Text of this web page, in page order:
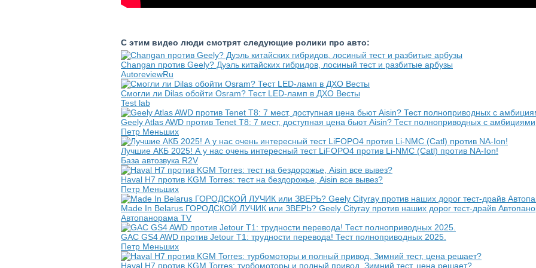
С этим видео люди смотрят следующие ролики про авто:
Changan против Geely? Дуэль китайских гибридов, лосиный тест и разбитые арбузы
AutoreviewRu
Смогли ли Dilas обойти Osram? Тест LED-ламп в ДХО Весты
Test lab
Geely Atlas AWD против Tenet T8: 7 мест, доступная цена бьют Aisin? Тест полноприводных с амбициями
Петр Меньших
Лучшие АКБ 2025! А у нас очень интересный тест LiFOPO4 против Li-NMC (Catl) против NA-Ion!
База автозвука R2V
Haval H7 против KGM Torres: тест на бездорожье, Aisin все вывез?
Петр Меньших
Made In Belarus ГОРОДСКОЙ ЛУЧИК или ЗВЕРЬ? Geely Cityray против наших дорог тест-драйв
Автопанорама TV
GAC GS4 AWD против Jetour T1: трудности перевода! Тест полноприводных 2025.
Петр Меньших
Haval H7 против KGM Torres: турбомоторы и полный привод. Зимний тест, цена решает?